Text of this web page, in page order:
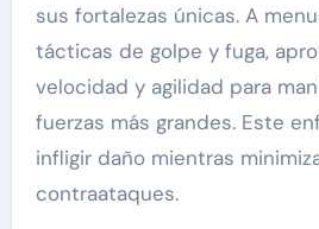
sus fortalezas únicas. A
tácticas de golpe y fuga,
velocidad y agilidad para
fuerzas más grandes. Este
infligir daño mientras
contraataques.